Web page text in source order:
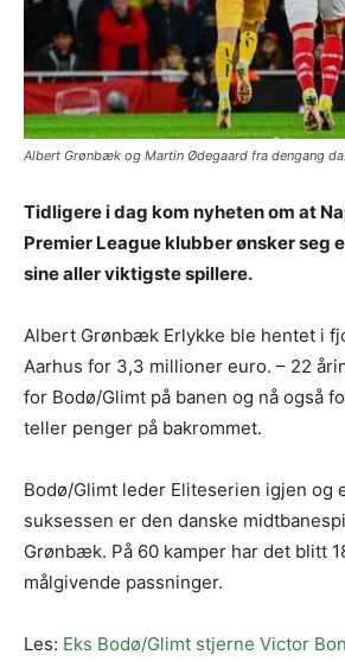
Albert Grønbæk og Martin Ødegaard fra dengang
Tidligere i dag kom nyheten om at
Premier League klubber ønsker seg
sine aller viktigste spillere.
Albert Grønbæk Erlykke ble hentet i
Aarhus for 3,3 millioner euro. – 22
for Bodø/Glimt på banen og nå også
teller penger på bakrommet.
Bodø/Glimt leder Eliteserien igjen og
suksessen er den danske
Grønbæk. På 60 kamper har det blitt
målgivende passninger.
Les: Eks Bodø/Glimt stjerne Victor